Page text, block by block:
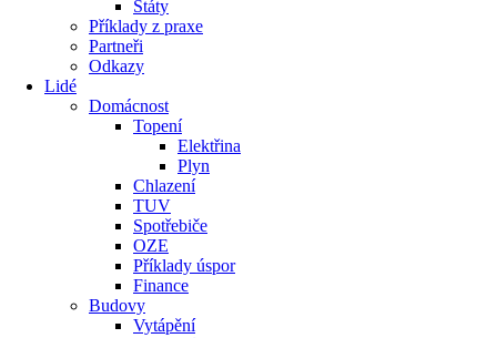
Státy
Příklady z praxe
Partneři
Odkazy
Lidé
Domácnost
Topení
Elektřina
Plyn
Chlazení
TUV
Spotřebiče
OZE
Příklady úspor
Finance
Budovy
Vytápění